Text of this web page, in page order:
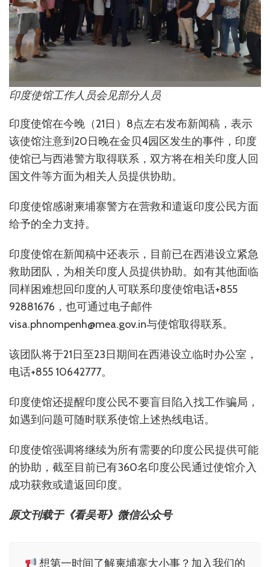
印度使馆工作人员会见部分人员
印度使馆在今晚（21日）8点左右发布新闻稿，表示
该使馆注意到20日晚在金贝4园区发生的事件，印度
使馆已与西港警方取得联系，双方将在相关印度人回
国文件等方面为相关人员提供协助。
印度使馆感谢柬埔寨警方在营救和遣返印度公民方面
给予的全力支持。
印度使馆在新闻稿中还表示，目前已在西港设立紧急
救助团队，为相关印度人员提供协助。如有其他面临
同样困难想回印度的人可联系印度使馆电话+855
92881676，也可通过电子邮件
visa.phnompenh@mea.gov.in与使馆取得联系。
该团队将于21日至23日期间在西港设立临时办公室，
电话+855 10642777。
印度使馆还提醒印度公民不要盲目陷入找工作骗局，
如遇到问题可随时联系使馆上述热线电话。
印度使馆强调将继续为所有需要的印度公民提供可能
的协助，截至目前已有360名印度公民通过使馆介入
成功获救或遣返回印度。
原文刊载于《看吴哥》微信公众号
想第一时间了解柬埔寨大小事？加入我们的